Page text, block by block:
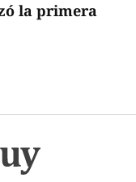
la primera